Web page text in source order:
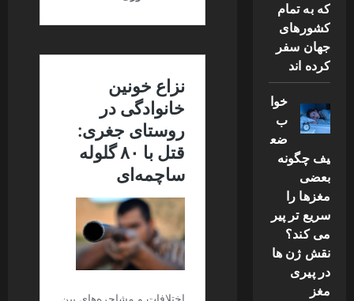
که به تمام
کشورهای
جهان سفر
کرده اند
خوا
ب
ضع
یف چگونه
بعضی
مغزها را
سریع تر پیر
می کند؟
نقش ژن ها
در پیری
مغز